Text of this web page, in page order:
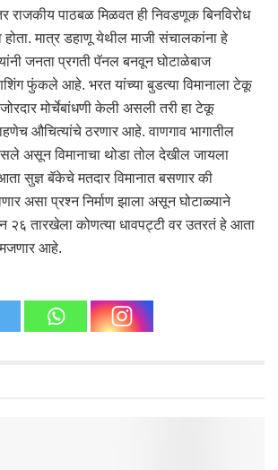
राजकीय पाठबळ मिळवत ही निवडणूक बिनविरोध
मात्र डहाणू येथील माजी संचालकांना हे
जनता प्रगती पॅनल बनवून घोटाळेबाज
फुंकले आहे. भरत यांच्या बुडत्या विमानाला टेकू
जोरदार मोर्चेबांधणी केली असली तरी हा टेकू
औचित्यांचे ठरणार आहे. वाणगाव भागातील
असून विमानाचा थोडा तोल देखील जायला
सुज्ञ बॅकेचे मतदार विमानात बसणार की
असा प्रश्न निर्माण झाला असून घोटाळ्याने
तारखेला कोणत्या धावपट्टी वर उतरतं हे आता
आहे.